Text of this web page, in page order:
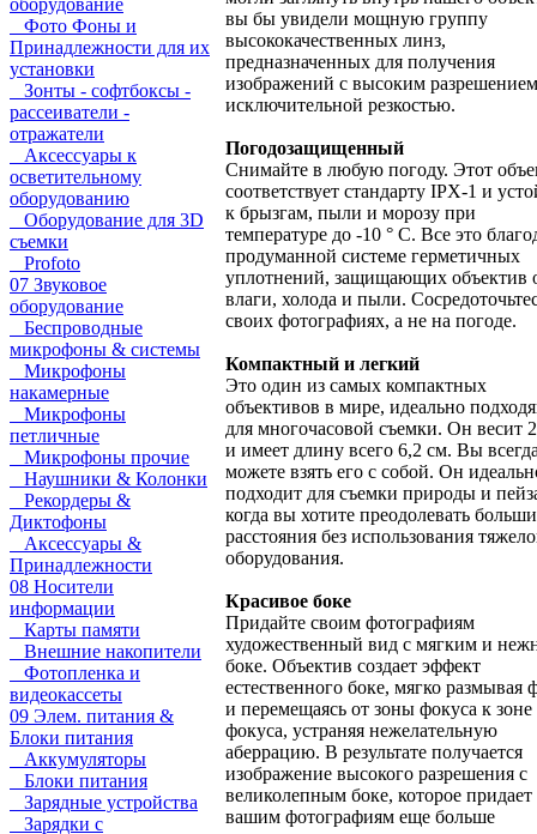
оборудование
Фото Фоны и
Принадлежности для их
установки
Зонты - софтбоксы -
рассеиватели -
отражатели
Аксессуары к
осветительному
оборудованию
Оборудование для 3D
съемки
Profoto
07 Звуковое
оборудование
Беспроводные
микрофоны & системы
Микрофоны
накамерные
Микрофоны
петличные
Микрофоны прочие
Наушники & Колонки
Рекордеры &
Диктофоны
Аксессуары &
Принадлежности
08 Носители
информации
Карты памяти
Внешние накопители
Фотопленка и
видеокассеты
09 Элем. питания &
Блоки питания
Аккумуляторы
Блоки питания
Зарядные устройства
Зарядки с
вы бы увидели мощную группу
высококачественных линз,
предназначенных для получения
изображений с высоким
исключительной резкостью.
Погодозащищенный
Снимайте в любую погоду. Этот
соответствует стандарту IPX-1 и
к брызгам, пыли и морозу при
температуре до -10 ° C. Все это
продуманной системе герметичных
уплотнений, защищающих объектив
влаги, холода и пыли.
своих фотографиях, а не на погоде.
Компактный и легкий
Это один из самых компактных
объективов в мире, идеально
для многочасовой съемки. Он весит
и имеет длину всего 6,2 см. Вы
можете взять его с собой. Он
подходит для съемки природы и
когда вы хотите преодолевать
расстояния без использования
оборудования.
Красивое боке
Придайте своим фотографиям
художественный вид с мягким и
боке. Объектив создает эффект
естественного боке, мягко размывая
и перемещаясь от зоны фокуса к зоне
фокуса, устраняя нежелательную
аберрацию. В результате получается
изображение высокого разрешения с
великолепным боке, которое придает
вашим фотографиям еще больше